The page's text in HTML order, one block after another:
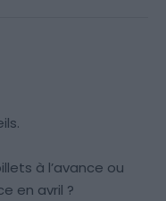
à l’avance ou
en avril ?